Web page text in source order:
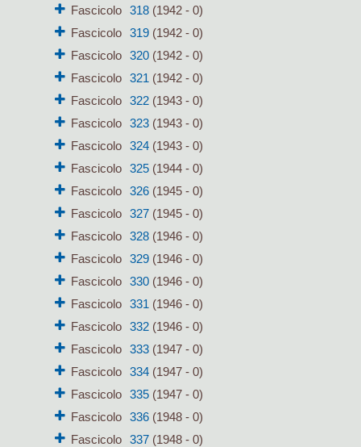
Fascicolo 318(1942 - 0)
Fascicolo
319(1942 - 0)
Fascicolo
320(1942 - 0)
Fascicolo
321 (1942 - 0)
Fascicolo
322(1943 - 0)
Fascicolo
323(1943 - 0)
Fascicolo
324(1943 - 0)
Fascicolo
325(1944 - 0)
Fascicolo
326(1945 - 0)
Fascicolo
327(1945 - 0)
Fascicolo
328(1946 - 0)
Fascicolo
329(1946 - 0)
Fascicolo
330(1946 - 0)
Fascicolo
331 (1946 - 0)
Fascicolo
332(1946 - 0)
Fascicolo
333(1947 - 0)
Fascicolo
334(1947 - 0)
Fascicolo
335(1947 - 0)
Fascicolo
336(1948 - 0)
Fascicolo
337(1948 - 0)